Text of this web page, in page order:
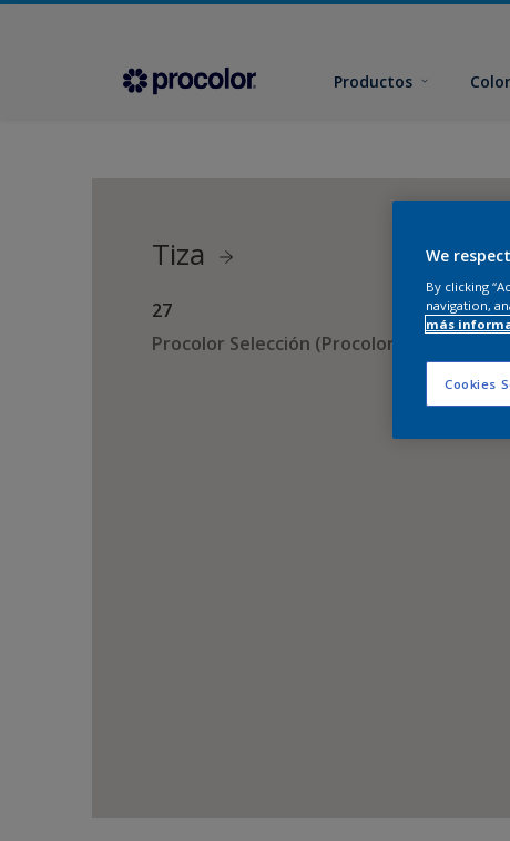
Productos
Tiza
27
Procolor Selección (Procolor Interior)
We
By clicking
navigation,
más
Cookies